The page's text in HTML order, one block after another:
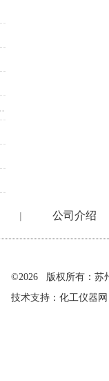
| 公司介绍
©2026 版权所有：苏
技术支持： 化工仪器网